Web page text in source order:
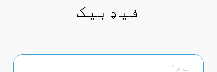
فیډبیک